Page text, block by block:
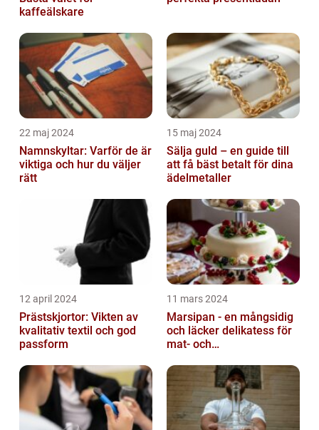
kaffeälskare
22 maj 2024
Namnskyltar: Varför de är
viktiga och hur du väljer
rätt
15 maj 2024
Sälja guld – en guide till
att få bäst betalt för dina
ädelmetaller
12 april 2024
Prästskjortor: Vikten av
kvalitativ textil och god
passform
11 mars 2024
Marsipan - en mångsidig
och läcker delikatess för
mat- och